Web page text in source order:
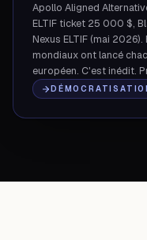
Apollo Aligned
ELTIF ticket 25 000 $,
Nexus ELTIF (mai
mondiaux ont lancé
européen. C'est inédit.